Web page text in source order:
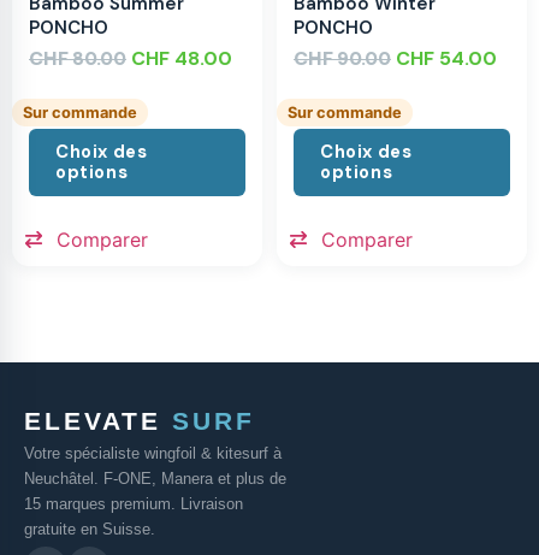
PONCHO
CHF80.00 CHF 48.00
Sur commande
Choix des
options
Comparer
PONCHO
CHF90.00 CHF 54.00
Sur commande
Choix des
options
Comparer
ELEVATE SURF
Votre spécialiste wingfoil & kitesurf à
Neuchâtel. F-ONE, Manera et plus de
15 marques premium. Livraison
gratuite en Suisse.